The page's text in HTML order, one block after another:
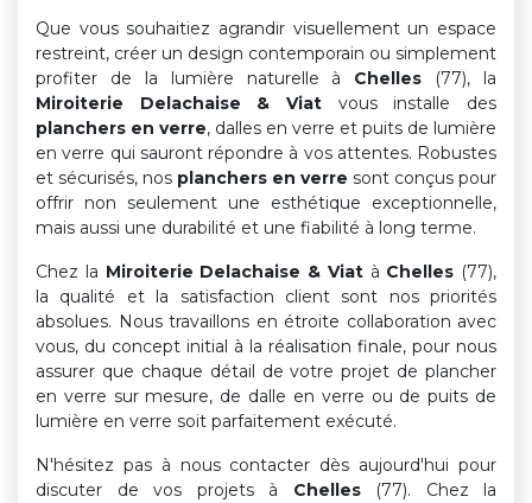
Que vous souhaitiez agrandir visuellement un espace
restreint, créer un design contemporain ou simplement
profiter de la lumière naturelle à Chelles (77), la
Miroiterie Delachaise & Viat vous installe des
planchers en verre, dalles en verre et puits de lumière
en verre qui sauront répondre à vos attentes. Robustes
et sécurisés, nos planchers en verre sont conçus pour
offrir non seulement une esthétique exceptionnelle,
mais aussi une durabilité et une fiabilité à long terme.
Chez la Miroiterie Delachaise & Viatà Chelles (77),
la qualité et la satisfaction client sont nos priorités
absolues. Nous travaillons en étroite collaboration avec
vous, du concept initial à la réalisation finale, pour nous
assurer que chaque détail de votre projet de plancher
en verre sur mesure, de dalle en verre ou de puits de
lumière en verre soit parfaitement exécuté.
N'hésitez pas à nous contacter dès aujourd'hui pour
discuter de vos projets à Chelles(77). Chez la